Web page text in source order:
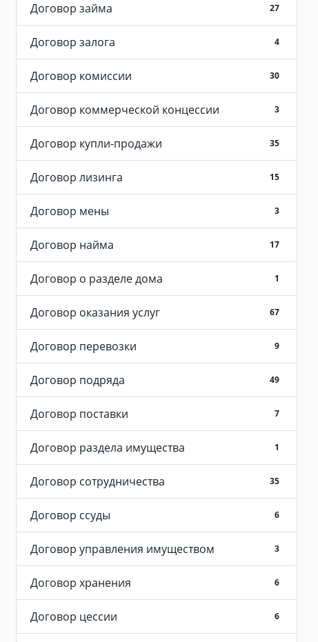
Договор займа 27
Договор залога 4
Договор комиссии 30
Договор коммерческой концессии 3
Договор купли-продажи 35
Договор лизинга 15
Договор мены 3
Договор найма 17
Договор о разделе дома 1
Договор оказания услуг 67
Договор перевозки 9
Договор подряда 49
Договор поставки 7
Договор раздела имущества 1
Договор сотрудничества 35
Договор ссуды 6
Договор управления имуществом 3
Договор хранения 6
Договор цессии 6